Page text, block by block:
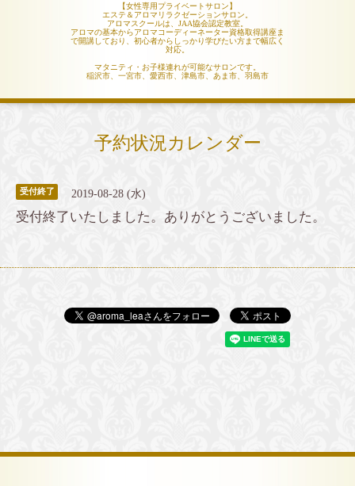
【女性専用プライベートサロン】
エステ＆アロマリラクゼーションサロン。
アロマスクールは、JAA協会認定教室。
アロマの基本からアロマコーディーネーター資格取得講座ま
で開講しており、初心者からしっかり学びたい方まで幅広く
対応。
マタニティ・お子様連れが可能なサロンです。
稲沢市、一宮市、愛西市、津島市、あま市、羽島市
予約状況カレンダー
受付終了 2019-08-28 (水)
受付終了いたしました。ありがとうございました。